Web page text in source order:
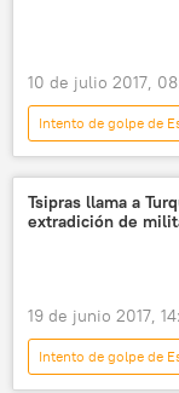
10 de julio 2017,
Intento de golpe de
Internacional
🌍 Oriente Medio
Nihat Zeybekci
Tsipras llama a
extradición de
19 de junio 2017,
Intento de golpe de